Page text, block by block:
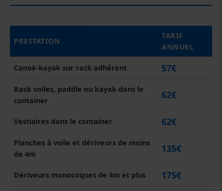
PRESTATION
TARIF
ANNUEL
Canoë-kayak sur rack adhérent 57€
Rack voiles, paddle ou kayak dans le
container
62€
Vestiaires dans le container 62€
Planches à voile et dériveurs de moins
de 4m
135€
Dériveurs monocoques de 4m et plus 175€